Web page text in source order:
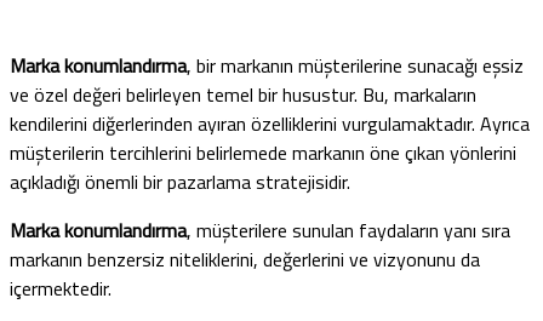
Marka konumlandırma, bir markanın müşterilerine sunacağı eşsiz
ve özel değeri belirleyen temel bir husustur. Bu, markaların
kendilerini diğerlerinden ayıran özelliklerini vurgulamaktadır. Ayrıca
müşterilerin tercihlerini belirlemede markanın öne çıkan yönlerini
açıkladığı önemli bir pazarlama stratejisidir.
Marka konumlandırma, müşterilere sunulan faydaların yanı sıra
markanın benzersiz niteliklerini, değerlerini ve vizyonunu da
içermektedir.